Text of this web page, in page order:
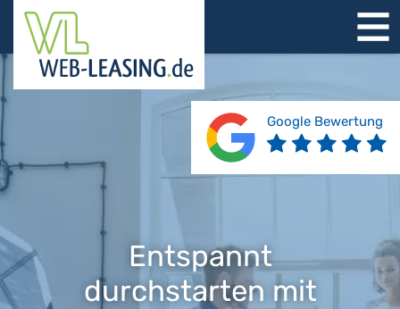
STARTSEITE
ÜBER UNS
PRODUKTE
REFERENZEN
BERATUNG
JOBS
KONTAKT
Entspannt
durchstarten mit
Google Bewertung